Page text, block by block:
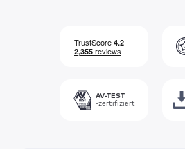
AV-TEST
-zertifiziert